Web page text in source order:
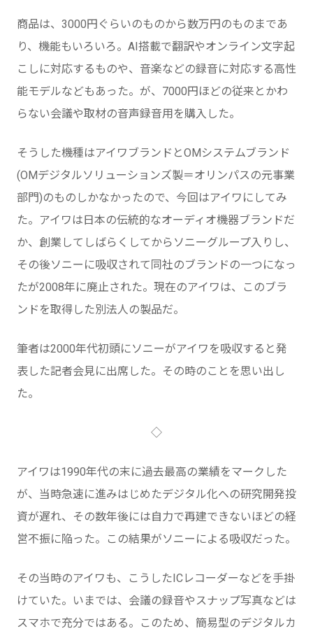
商品は、3000円ぐらいのものから数万円のものまであ
り、機能もいろいろ。AI搭載で翻訳やオンライン文字起
こしに対応するものや、音楽などの録音に対応する高性
能モデルなどもあった。が、7000円ほどの従来とかわ
らない会議や取材の音声録音用を購入した。
そうした機種はアイワブランドとOMシステムブランド
(OMデジタルソリューションズ製＝オリンパスの元事業
部門)のものしかなかったので、今回はアイワにしてみ
た。アイワは日本の伝統的なオーディオ機器ブランドだ
か、創業してしばらくしてからソニーグループ入りし、
その後ソニーに吸収されて同社のブランドの一つになっ
たが2008年に廃止された。現在のアイワは、このブラ
ンドを取得した別法人の製品だ。
筆者は2000年代初頭にソニーがアイワを吸収すると発
表した記者会見に出席した。その時のことを思い出し
た。
◇
アイワは1990年代の末に過去最高の業績をマークした
が、当時急速に進みはじめたデジタル化への研究開発投
資が遅れ、その数年後には自力で再建できないほどの経
営不振に陥った。この結果がソニーによる吸収だった。
その当時のアイワも、こうしたICレコーダーなどを手掛
けていた。いまでは、会議の録音やスナップ写真などは
スマホで充分ではある。このため、簡易型のデジタルカ